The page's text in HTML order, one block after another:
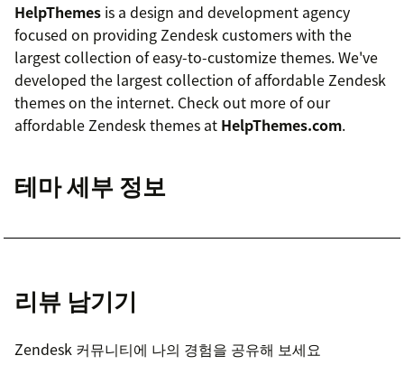
HelpThemes is a design and development agency
focused on providing Zendesk customers with the
largest collection of easy-to-customize themes. We've
developed the largest collection of affordable Zendesk
themes on the internet. Check out more of our
affordable Zendesk themes at HelpThemes.com.
테마 세부 정보
리뷰 남기기
Zendesk 커뮤니티에 나의 경험을 공유해 보세요